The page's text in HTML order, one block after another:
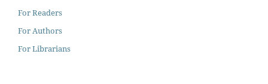
For Readers
For Authors
For Librarians